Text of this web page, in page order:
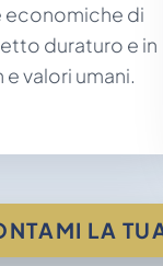
economiche di
duraturo e in
valori umani.
LA